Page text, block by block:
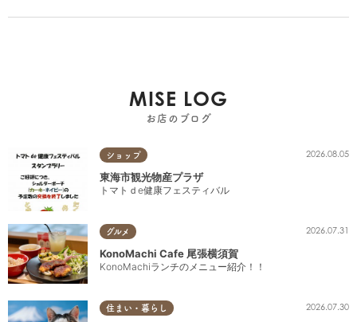
MISE LOG
お店のブログ
ショップ 2026.08.05
東海市観光物産プラザ
トマトｄe健康フェスティバル
グルメ 2026.07.31
KonoMachi Cafe 尾張横須賀
KonoMachiランチのメニュー紹介！！
住まい・暮らし 2026.07.30